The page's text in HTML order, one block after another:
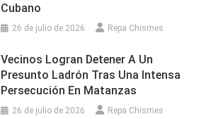
Cubano
26 de julio de 2026 Repa Chismes
Vecinos Logran Detener A Un
Presunto Ladrón Tras Una Intensa
Persecución En Matanzas
26 de julio de 2026 Repa Chismes